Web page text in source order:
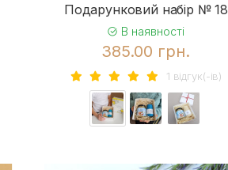
Подарунковий набір № 18
В наявності
385.00 грн.
1 вiдгук(-iв)